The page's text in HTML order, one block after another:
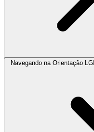
Navegando na Orientação